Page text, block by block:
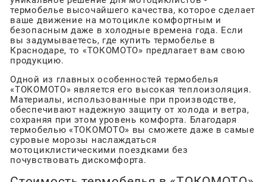
термобелье высочайшего качества, которое сделает
ваше движение на мотоцикле комфортным и
безопасным даже в холодные времена года. Если
вы задумываетесь, где купить термобелье в
Краснодаре, то «ТОКОМОТО» предлагает вам свою
продукцию.
Одной из главных особенностей термобелья
«ТОКОМОТО» является его высокая теплоизоляция.
Материалы, использованные при производстве,
обеспечивают надежную защиту от холода и ветра,
сохраняя при этом уровень комфорта. Благодаря
термобелью «ТОКОМОТО» вы сможете даже в самые
суровые морозы наслаждаться
мотоциклистическими поездками без
почувствовать дискомфорта.